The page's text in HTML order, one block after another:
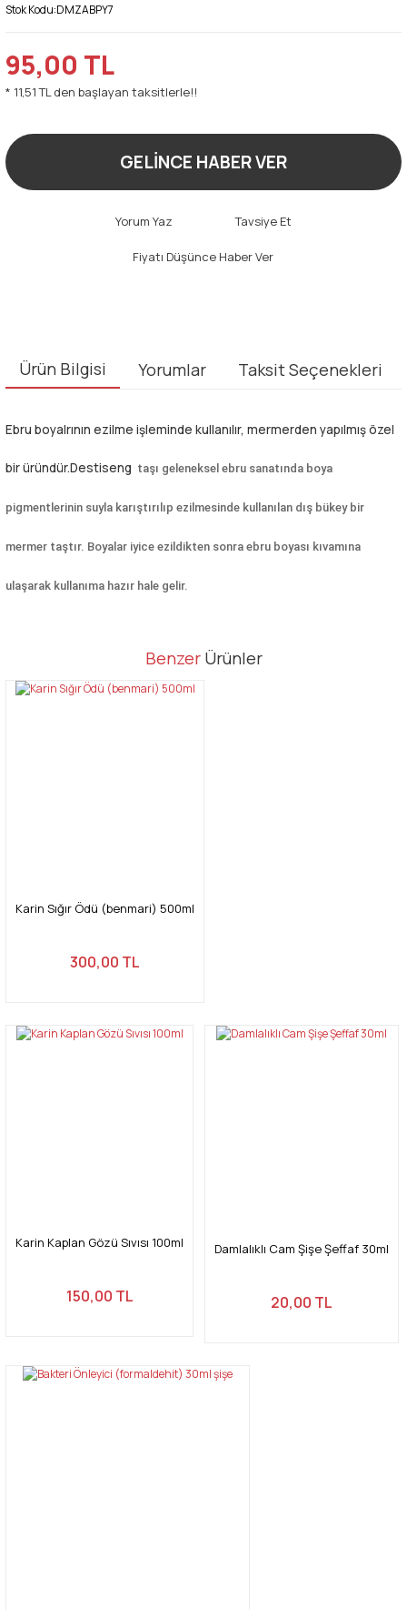
Stok Kodu:DMZABPY7
95,00 TL
* 11,51 TL den başlayan taksitlerle!!
GELİNCE HABER VER
Yorum Yaz Tavsiye Et
Fiyatı Düşünce Haber Ver
Ürün Bilgisi Yorumlar Taksit Seçenekleri
Ebru boyalrının ezilme işleminde kullanılır, mermerden yapılmış özel
bir üründür.Destiseng taşı geleneksel ebru sanatında boya
pigmentlerinin suyla karıştırılıp ezilmesinde kullanılan dış bükey bir
mermer taştır. Boyalar iyice ezildikten sonra ebru boyası kıvamına
ulaşarak kullanıma hazır hale gelir.
Bu ürüne ilk yorumu siz yapın!
Bu ürünün fiyat bilgisi, resim, ürün açıklamalarında ve diğer
tarafımıza iletebilirsiniz.
Benzer Ürünler
Karin Sığır Ödü (benmari) 500ml
300,00 TL
Karin Kaplan Gözü Sıvısı 100ml
150,00 TL
Damlalıklı Cam Şişe Şeffaf 30ml
20,00 TL